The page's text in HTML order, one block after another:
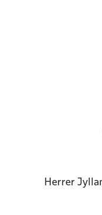
Herrer